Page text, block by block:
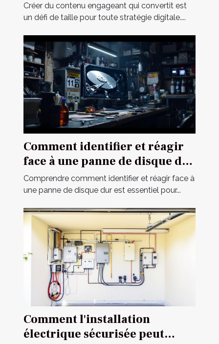
Créer du contenu engageant qui convertit est
un défi de taille pour toute stratégie digitale....
Comment identifier et réagir
face à une panne de disque dur
?
Comprendre comment identifier et réagir face à
une panne de disque dur est essentiel pour...
Comment l'installation
électrique sécurisée peut